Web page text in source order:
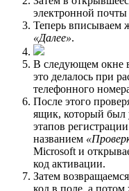
электронной
Теперь вписываем
«Далее».
В следующем окне
это делалось при
телефонного
После этого
ящик, который был
этапов
названием
Microsoft и
код активации.
Затем
код в поле, а